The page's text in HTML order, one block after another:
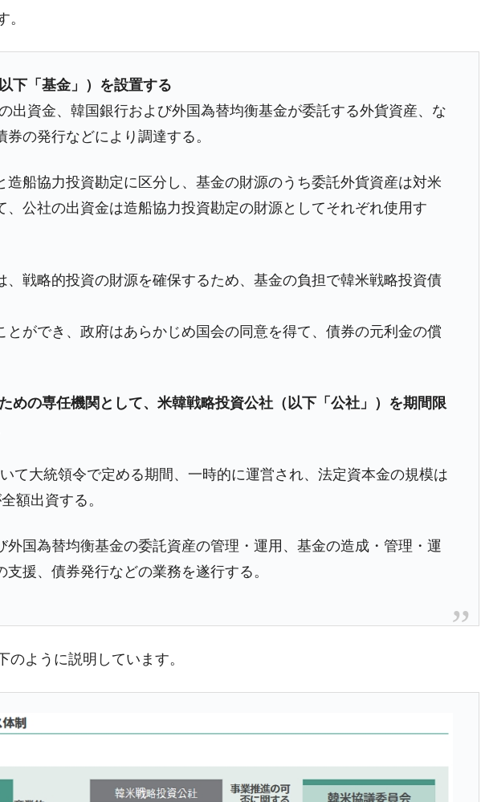
ンズ」とは？
とは？
外すぎるモチーフとは？
、鳴かず飛ばずに終わりそうなスーパーリーグとは？
取引馬が稼いだ金額とは？
。
下「基金」）を設置する
出資金、韓国銀行および外国為替均衡基金が委託する外貨資産、な
券の発行などにより調達する。
造船協力投資勘定に区分し、基金の財源のうち委託外貨資産は対米
、公社の出資金は造船協力投資勘定の財源としてそれぞれ使用す
、戦略的投資の財源を確保するため、基金の負担で韓米戦略投資債
とができ、政府はあらかじめ国会の同意を得て、債券の元利金の償
めの専任機関として、米韓戦略投資公社（以下「公社」）を期間限
て大統領令で定める期間、一時的に運営され、法定資本金の規模は
額出資する。
外国為替均衡基金の委託資産の管理・運用、基金の造成・管理・運
援、債券発行などの業務を遂行する。
ように説明しています。